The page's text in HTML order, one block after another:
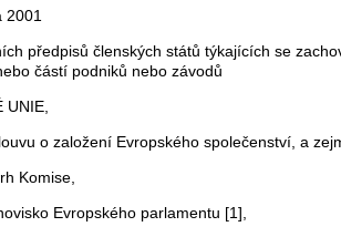
2001
předpisů členských států týkajících se
částí podniků nebo závodů
UNIE,
o založení Evropského společenství, a
Komise,
Evropského parlamentu [1],